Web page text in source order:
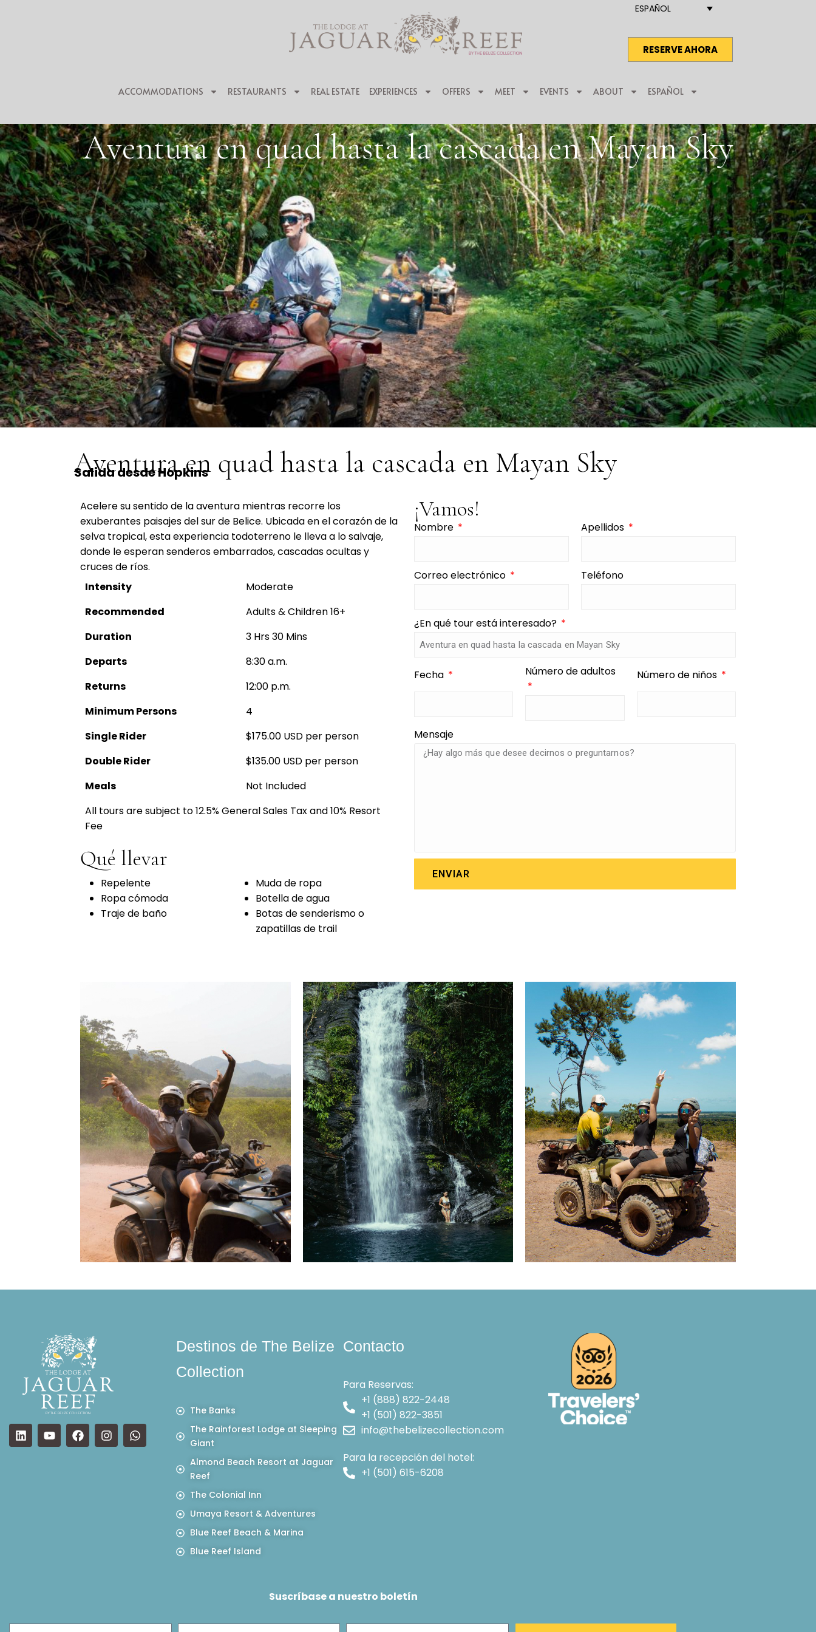
ESPAÑOL
RESERVE AHORA
ACCOMMODATIONS RESTAURANTS REAL ESTATE EXPERIENCES OFFERS MEET EVENTS ABOUT ESPAÑOL
Aventura en quad hasta la cascada en Mayan Sky
Aventura en quad hasta la cascada en Mayan Sky
Salida desde Hopkins
Acelere su sentido de la aventura mientras recorre los
exuberantes paisajes del sur de Belice. Ubicada en el corazón de la
selva tropical, esta experiencia todoterreno le lleva a lo salvaje,
donde le esperan senderos embarrados, cascadas ocultas y
cruces de ríos.
Intensity
Moderate
Recommended
Adults & Children 16+
Duration
3 Hrs 30 Mins
Departs
8:30 a.m.
Returns
12:00 p.m.
Minimum Persons
4
Single Rider
$175.00 USD per person
Double Rider
$135.00 USD per person
Meals
Not Included
All tours are subject to 12.5% General Sales Tax and 10% Resort
Fee
Qué llevar
Repelente
Ropa cómoda
Traje de baño
Muda de ropa
Botella de agua
Botas de senderismo o
zapatillas de trail
¡Vamos!
Nombre Apellidos
Correo electrónico Teléfono
¿En qué tour está interesado?
Fecha Número de adultos Número de niños
Mensaje
ENVIAR
Destinos de The Belize
Collection
The Banks
The Rainforest Lodge at Sleeping
Giant
Almond Beach Resort at Jaguar
Reef
The Colonial Inn
Umaya Resort & Adventures
Blue Reef Beach & Marina
Blue Reef Island
Contacto
Para Reservas:
+1 (888) 822-2448
+1 (501) 822-3851
info@thebelizecollection.com
Para la recepción del hotel:
+1 (501) 615-6208
Suscríbase a nuestro boletín